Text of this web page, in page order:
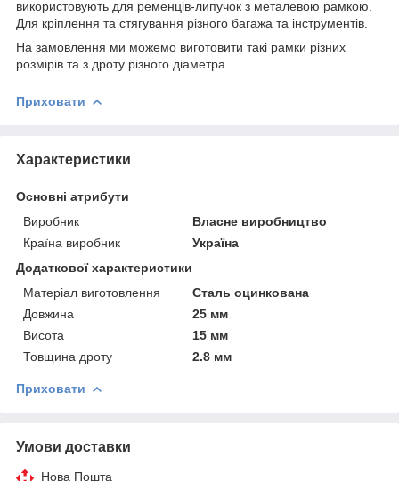
використовують для ременців-липучок з металевою рамкою.
Для кріплення та стягування різного багажа та інструментів.
На замовлення ми можемо виготовити такі рамки різних
розмірів та з дроту різного діаметра.
Приховати
Характеристики
Основні атрибути
Виробник
Власне виробництво
Країна виробник
Україна
Додаткової характеристики
Матеріал виготовлення
Сталь оцинкована
Довжина
25 мм
Висота
15 мм
Товщина дроту
2.8 мм
Приховати
Умови доставки
Нова Пошта